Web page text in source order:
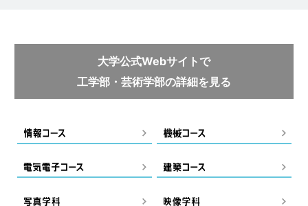
大学公式Webサイトで
工学部・芸術学部の詳細を見る